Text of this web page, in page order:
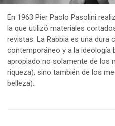
En 1963 Pier Paolo Pasolini
la que utilizó materiales
revistas. La Rabbia es una dura
contemporáneo y a la ideología
apropiado no solamente de los
riqueza), sino también de los
belleza).